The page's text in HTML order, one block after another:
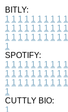
BITLY:
1 1 1 1 1 1 1 1 1 1
1 1 1 1 1 1 1 1 1 1
1 1 1 1 1 1 1 1 1 1
1
SPOTIFY:
1 1 1 1 1 1 1 1 1 1
1 1 1 1 1 1 1 1 1 1
1 1 1 1 1 1 1 1 1 1
1
CUTTLY BIO:
1